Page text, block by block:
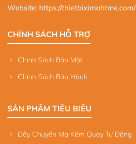
Website: https://thietbiximahtme.com/
CHÍNH SÁCH HỖ TRỢ
Chính Sách Bảo Mật
Chính Sách Bảo Hành
SẢN PHẨM TIÊU BIỂU
Dây Chuyền Mạ Kẽm Quay Tự Động